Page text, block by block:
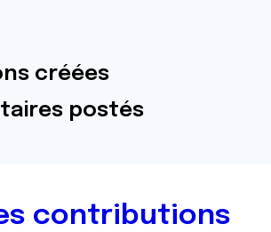
créées
postés
contributions